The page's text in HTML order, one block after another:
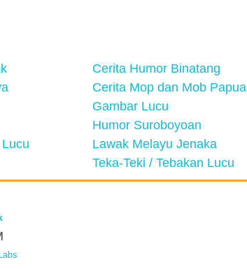
Cerita Humor Binatang
Cerita Mop dan Mob Papua
Gambar Lucu
Humor Suroboyoan
Lawak Melayu Jenaka
Teka-Teki / Tebakan Lucu